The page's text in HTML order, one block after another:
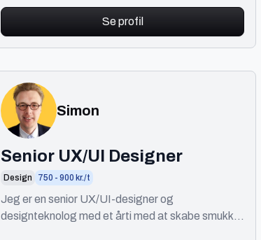
Se profil
Simon
Senior UX/UI Designer
Design 750 - 900 kr./t
Jeg er en senior UX/UI-designer og
designteknolog med et årti med at skabe smukke,